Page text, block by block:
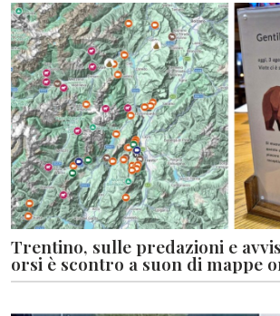
Trentino, sulle predazioni e
orsi è scontro a suon di mappe